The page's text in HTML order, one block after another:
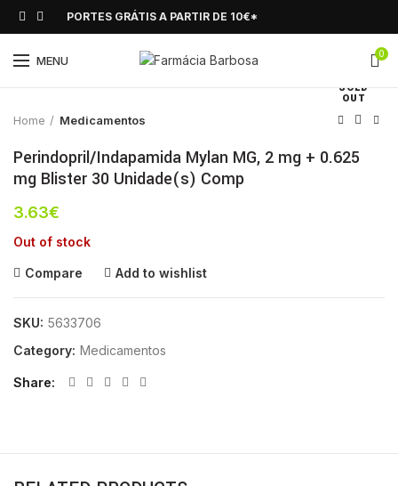
PORTES GRÁTIS A PARTIR DE 10€*
MENU 0
SOLD
OUT
Click to enlarge
Home Medicamentos
Perindopril/Indapamida Mylan MG, 2 mg + 0.625
mg Blister 30 Unidade(s) Comp
3.63€
Out of stock
Compare Add to wishlist
SKU: 5633706
Category: Medicamentos
Share